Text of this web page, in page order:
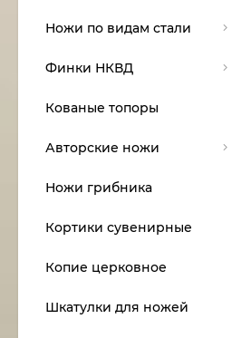
Ножи по видам стали
Финки НКВД
Кованые топоры
Авторские ножи
Ножи грибника
Кортики сувенирные
Копие церковное
Шкатулки для ножей